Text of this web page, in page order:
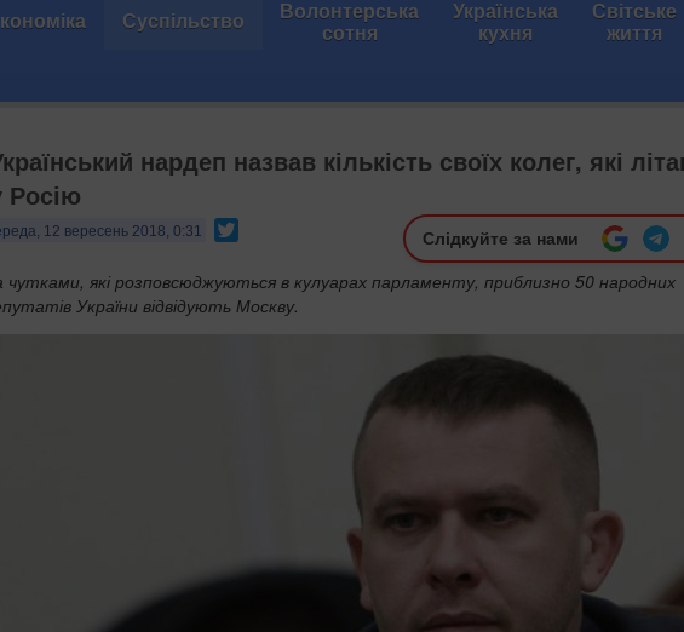
Суспільство Волонтерська
сотня
Українська
кухня
Світське
життя
нардеп назвав кількість своїх колег, які
Росію
12 вересень 2018, 0:31 Слідкуйте за нами
чутками, які розповсюджуються в кулуарах парламенту, приблизно 50 народних
України відвідують Москву.